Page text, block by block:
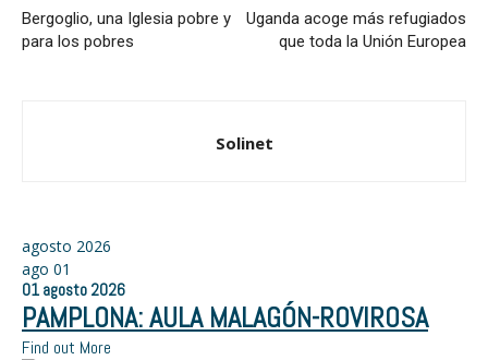
Bergoglio, una Iglesia pobre y
para los pobres
Uganda acoge más refugiados
que toda la Unión Europea
Solinet
agosto 2026
ago 01
01 agosto 2026
PAMPLONA: AULA MALAGÓN-ROVIROSA
Find out More